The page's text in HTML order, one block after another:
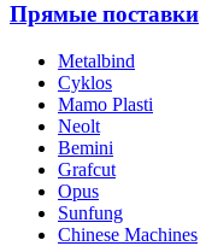
Прямые поставки
Metalbind
Cyklos
Mamo Plasti
Neolt
Bemini
Grafcut
Opus
Sunfung
Chinese Machines